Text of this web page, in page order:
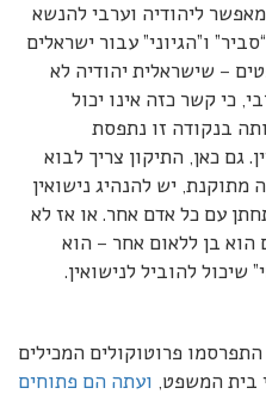
ליהודיה וערבי להנשא
ו”הגיוני” עבור ישראלים
– שישראלית יהודיה לא
כי קשר כזה אינו יכול
בנקודה זו נתפסת
גם כאן, התיקון צריך לבוא
יש להנהיג נישואין
עם כל אדם אחר. או אז לא
הוא בן ללאום אחר – הוא
שיכול להוביל לנישואין.
פרוטוקולים המכילים
בית המשפט, ועתה הם פתוחים